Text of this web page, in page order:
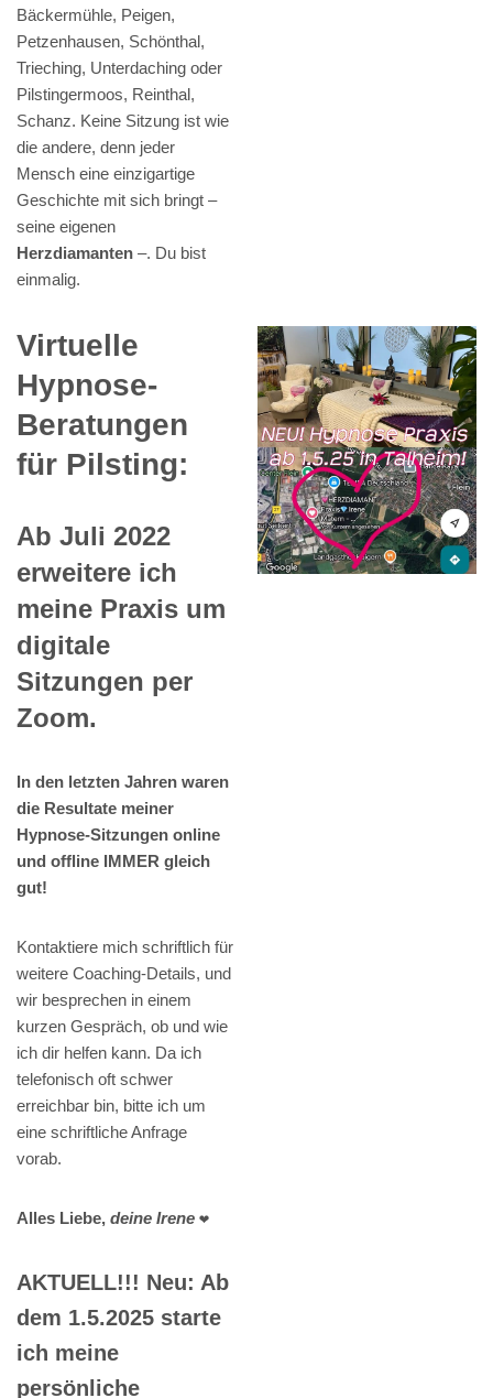
Bäckermühle, Peigen,
Petzenhausen, Schönthal,
Trieching, Unterdaching oder
Pilstingermoos, Reinthal,
Schanz. Keine Sitzung ist wie
die andere, denn jeder
Mensch eine einzigartige
Geschichte mit sich bringt –
seine eigenen
Herzdiamanten –. Du bist
einmalig.
Virtuelle
Hypnose-
Beratungen
für Pilsting:
Ab Juli 2022
erweitere ich
meine Praxis um
digitale
Sitzungen per
Zoom.
In den letzten Jahren waren
die Resultate meiner
Hypnose-Sitzungen online
und offline IMMER gleich
gut!
Kontaktiere mich schriftlich für
weitere Coaching-Details, und
wir besprechen in einem
kurzen Gespräch, ob und wie
ich dir helfen kann. Da ich
telefonisch oft schwer
erreichbar bin, bitte ich um
eine schriftliche Anfrage
vorab.
Alles Liebe, deine Irene ❤️
AKTUELL!!! Neu: Ab
dem 1.5.2025 starte
ich meine
persönliche